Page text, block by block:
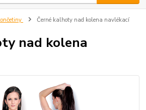
Černé kalhoty nad kolena navlékací
nad kolena